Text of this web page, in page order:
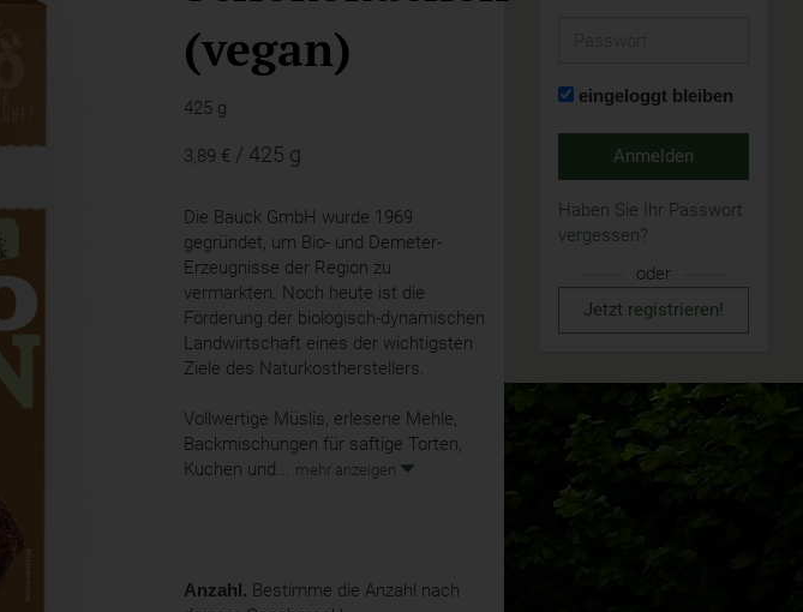
(vegan)
425 g
3,89 € / 425 g
Die Bauck GmbH wurde 1969
gegründet, um Bio- und Demeter-
Erzeugnisse der Region zu
vermarkten. Noch heute ist die
Förderung der biologisch-dynamischen
Landwirtschaft eines der wichtigsten
Ziele des Naturkostherstellers.
Vollwertige Müslis, erlesene Mehle,
Backmischungen für saftige Torten,
Kuchen und...
mehr anzeigen
Anzahl. Bestimme die Anzahl nach
eingeloggt bleiben
Anmelden
Haben Sie Ihr Passwort
vergessen?
oder
Jetzt registrieren!